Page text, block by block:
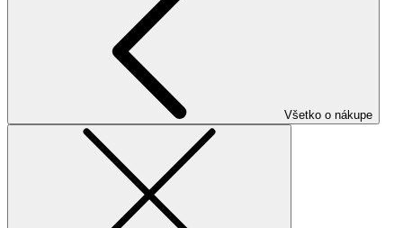
Všetko o nákupe